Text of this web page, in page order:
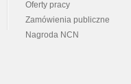
Oferty pracy
Zamówienia publiczne
Nagroda NCN